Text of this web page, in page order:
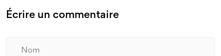
Écrire un commentaire